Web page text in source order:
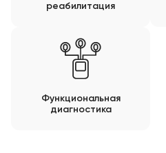
реабилитация
Функциональная
диагностика